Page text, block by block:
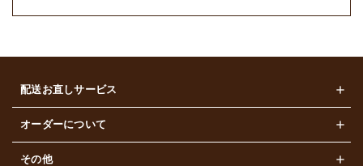
配送お直しサービス
レディース
オーダーについて
オーダー商品の販売
その他